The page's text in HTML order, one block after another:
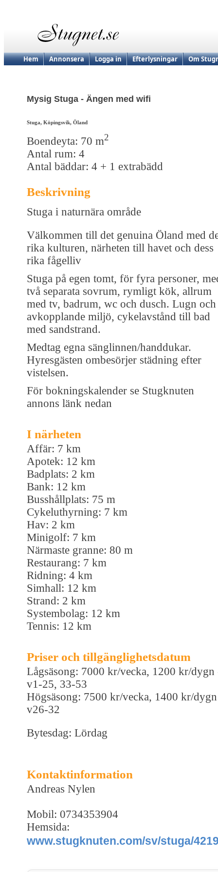
Hem Annonsera Logga in Efterlysningar Om
Mysig Stuga - Ängen med wifi
Stuga, Köpingsvik, Öland
Boendeyta: 70 m2
Antal rum: 4
Antal bäddar: 4 + 1 extrabädd
Beskrivning
Stuga i naturnära område
Välkommen till det genuina Öland med
rika kulturen, närheten till havet och dess
rika fågelliv
Stuga på egen tomt, för fyra personer,
två separata sovrum, rymligt kök, allrum
med tv, badrum, wc och dusch. Lugn och
avkopplande miljö, cykelavstånd till bad
med sandstrand.
Medtag egna sänglinnen/handdukar.
Hyresgästen ombesörjer städning efter
vistelsen.
För bokningskalender se Stugknuten
annons länk nedan
I närheten
Affär: 7 km
Apotek: 12 km
Badplats: 2 km
Bank: 12 km
Busshållplats: 75 m
Cykeluthyrning: 7 km
Hav: 2 km
Minigolf: 7 km
Närmaste granne: 80 m
Restaurang: 7 km
Ridning: 4 km
Simhall: 12 km
Strand: 2 km
Systembolag: 12 km
Tennis: 12 km
Priser och tillgänglighetsdatum
Lågsäsong: 7000 kr/vecka, 1200 kr/dygn
v1-25, 33-53
Högsäsong: 7500 kr/vecka, 1400 kr/
v26-32
Bytesdag: Lördag
Kontaktinformation
Andreas Nylen
Mobil: 0734353904
Hemsida:
www.stugknuten.com/sv/stuga/